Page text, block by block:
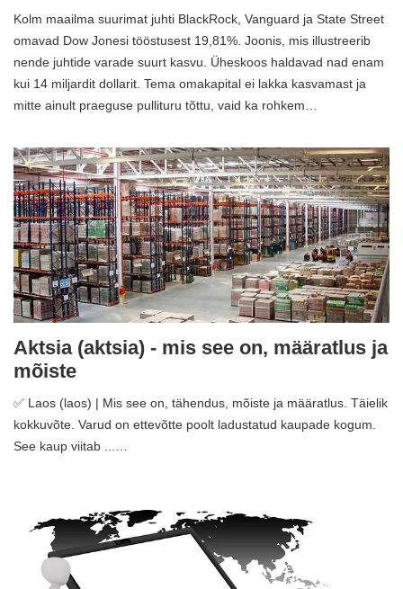
Kolm maailma suurimat juhti BlackRock, Vanguard ja State Street
omavad Dow Jonesi tööstusest 19,81%. Joonis, mis illustreerib
nende juhtide varade suurt kasvu. Üheskoos haldavad nad enam
kui 14 miljardit dollarit. Tema omakapital ei lakka kasvamast ja
mitte ainult praeguse pullituru tõttu, vaid ka rohkem…
Aktsia (aktsia) - mis see on, määratlus ja
mõiste
✅ Laos (laos) | Mis see on, tähendus, mõiste ja määratlus. Täielik
kokkuvõte. Varud on ettevõtte poolt ladustatud kaupade kogum.
See kaup viitab ...…